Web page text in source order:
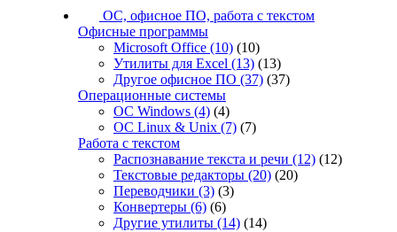
ОС, офисное ПО, работа с текстом
Офисные программы
Microsoft Office (10) (10)
Утилиты для Excel (13) (13)
Другое офисное ПО (37) (37)
Операционные системы
ОС Windows (4) (4)
ОС Linux & Unix (7) (7)
Работа с текстом
Распознавание текста и речи (12) (12)
Текстовые редакторы (20) (20)
Переводчики (3) (3)
Конвертеры (6) (6)
Другие утилиты (14) (14)